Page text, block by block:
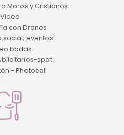
Moros y Cristianos
Video
con Drones
social, eventos
bodas
spot
- Photocall